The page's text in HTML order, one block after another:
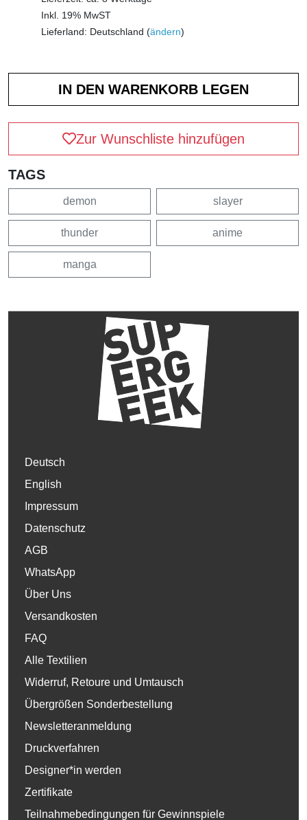
Inkl. 19% MwST
Lieferland: Deutschland (ändern)
Zur Wunschliste hinzufügen
TAGS
demon slayer
thunder anime
manga
Deutsch
English
Impressum
Datenschutz
AGB
WhatsApp
Über Uns
Versandkosten
FAQ
Alle Textilien
Widerruf, Retoure und Umtausch
Übergrößen Sonderbestellung
Newsletteranmeldung
Druckverfahren
Designer*in werden
Zertifikate
Teilnahmebedingungen für Gewinnspiele